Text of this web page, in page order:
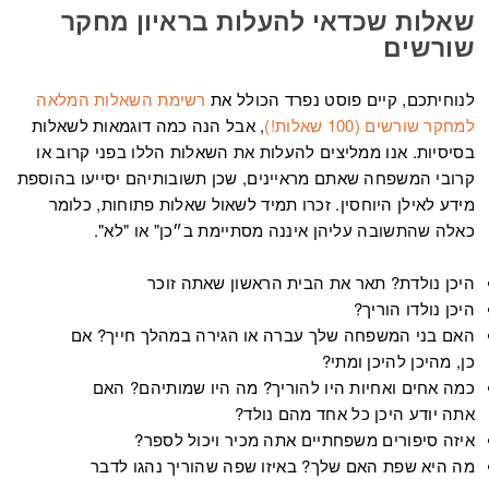
שאלות שכדאי להעלות בראיון מחקר
שורשים
לנוחיתכם, קיים פוסט נפרד הכולל את רשימת השאלות המלאה
למחקר שורשים (100 שאלות!)
, אבל הנה כמה דוגמאות לשאלות
בסיסיות. אנו ממליצים להעלות את השאלות הללו בפני קרוב או
קרובי המשפחה שאתם מראיינים, שכן תשובותיהם יסייעו בהוספת
מידע לאילן היוחסין. זכרו תמיד לשאול שאלות פתוחות, כלומר
כאלה שהתשובה עליהן איננה מסתיימת ב״כן" או "לא".
היכן נולדת? תאר את הבית הראשון שאתה זוכר
היכן נולדו הוריך?
האם בני המשפחה שלך עברה או הגירה במהלך חייך? אם
כן, מהיכן להיכן ומתי?
כמה אחים ואחיות היו להוריך? מה היו שמותיהם? האם
אתה יודע היכן כל אחד מהם נולד?
איזה סיפורים משפחתיים אתה מכיר ויכול לספר?
מה היא שפת האם שלך? באיזו שפה שהוריך נהגו לדבר